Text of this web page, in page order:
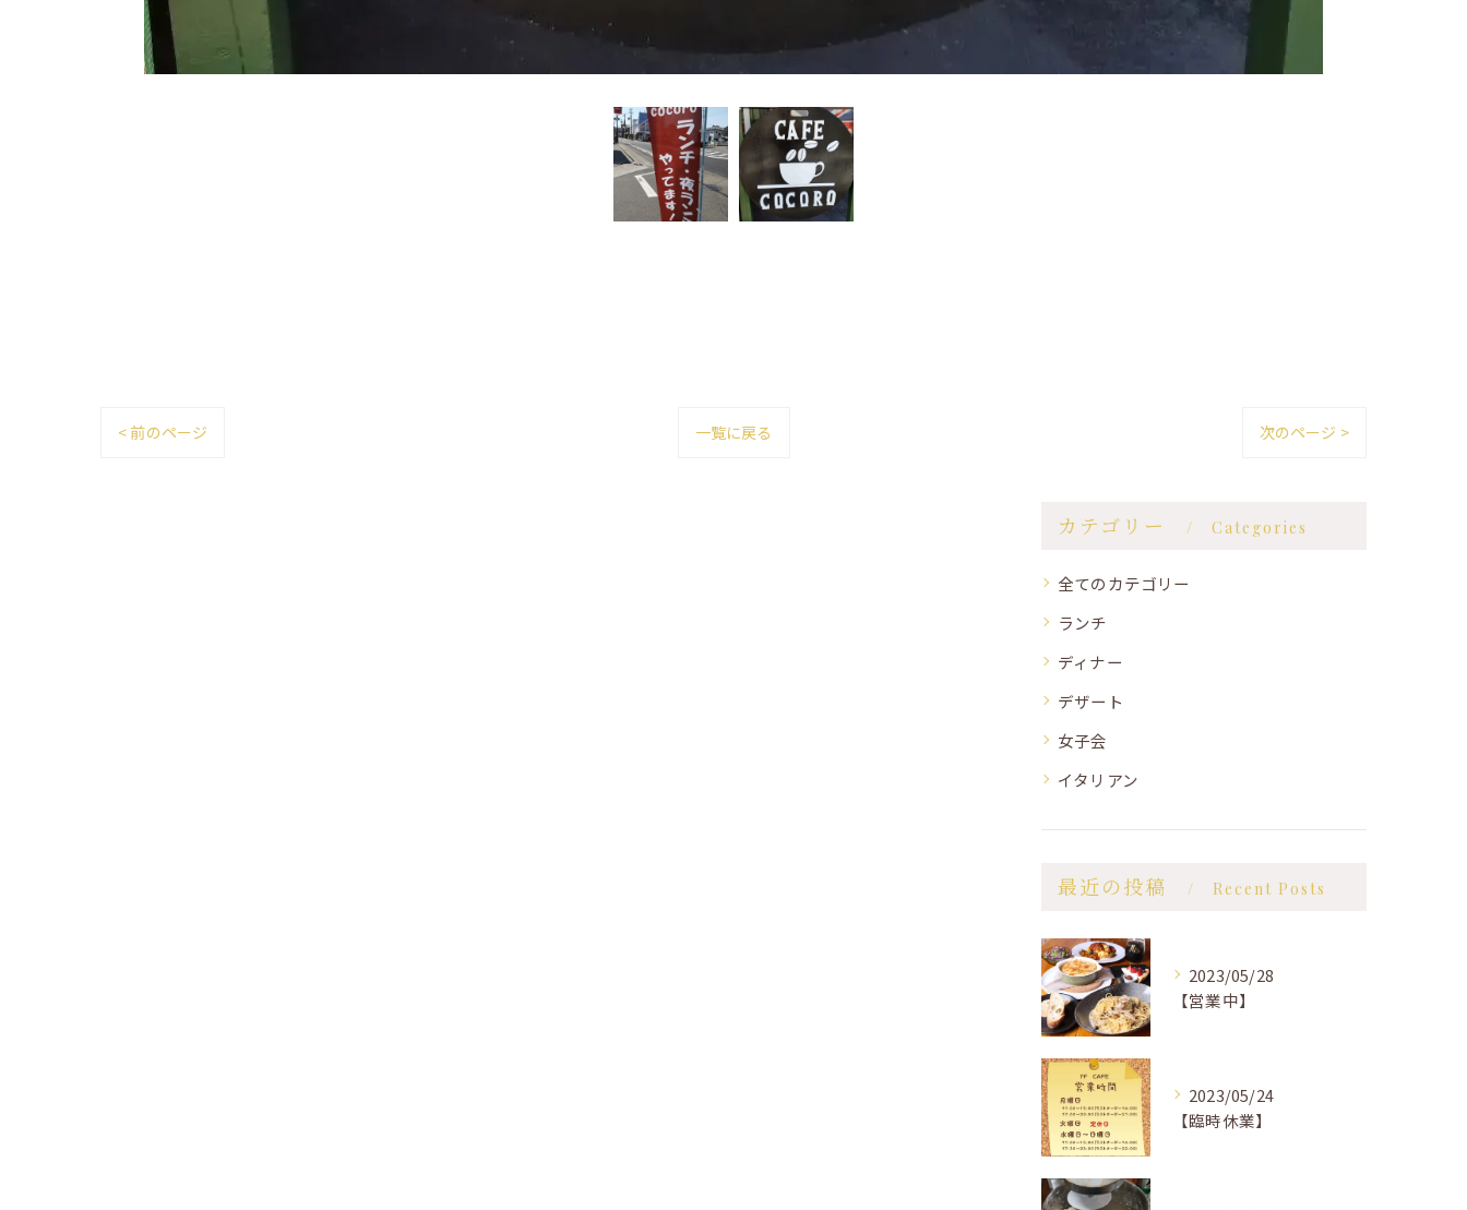
< 前のページ 一覧に戻る 次のページ >
カテゴリー Categories
全てのカテゴリー
ランチ
ディナー
デザート
女子会
イタリアン
最近の投稿 Recent Posts
2023/05/28
【営業中】
2023/05/24
【臨時休業】